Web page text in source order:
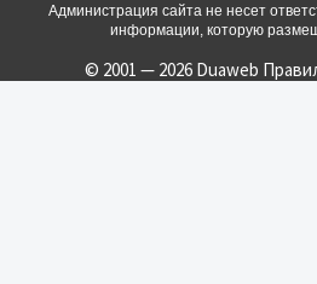
Администрация сайта не несет
информации, которую
© 2001 — 2026 Duaweb